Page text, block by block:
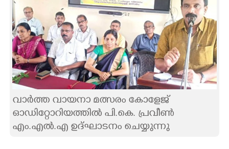
SPIRITUAL
INFO+
ART
ASTRO
വാർത്ത വായനാ മത്സരം കോളേജ്
ഓഡിറ്റോറിയത്തിൽ പി.കെ. പ്രവീൺ
എം.എൽ.എ ഉദ്ഘാടനം ചെയ്യുന്നു